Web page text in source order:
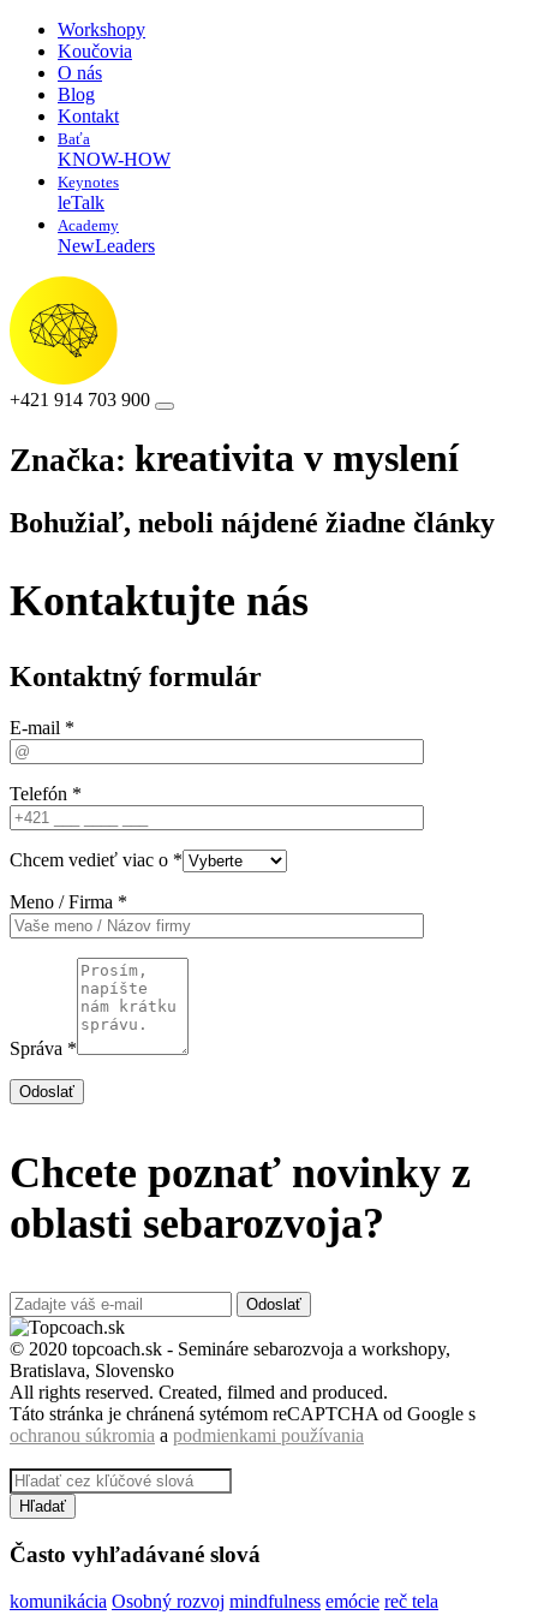
Workshopy
Koučovia
O nás
Blog
Kontakt
Baťa
KNOW-HOW
Keynotes
leTalk
Academy
NewLeaders
+421 914 703 900
Značka: kreativita v myslení
Bohužiaľ, neboli nájdené žiadne články
Kontaktujte nás
Kontaktný formulár
E-mail *
Telefón *
Chcem vedieť viac o *
Meno / Firma *
Správa *
Odoslať
Chcete poznať novinky z
oblasti sebarozvoja?
Odoslať
© 2020 topcoach.sk - Semináre sebarozvoja a workshopy,
Bratislava, Slovensko
All rights reserved. Created, filmed and produced.
Táto stránka je chránená sytémom reCAPTCHA od Google s
ochranou súkromia a podmienkami používania
Hľadať
Často vyhľadávané slová
komunikácia Osobný rozvoj mindfulness emócie reč tela